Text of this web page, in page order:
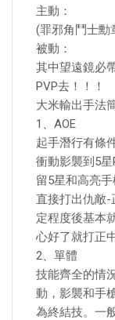
主動：
(罪邪角鬥士勳
被動：
其中望遠鏡必
PVP去！！！
大米輸出手法
1、AOE
起手潛行有條
衝動影襲到5
留5星和高亮
直接打出仇敵-
定程度後基本
心好了就打正
2、單體
技能齊全的情
動，影襲和手
為終結技。一